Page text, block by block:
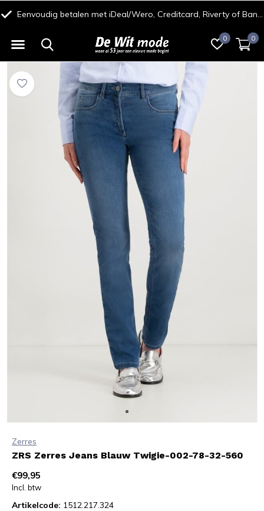
0 0
Eenvoudig betalen met iDeal/Wero, Creditcard, Riverty of Bancontact
Zerres
ZRS Zerres Jeans Blauw Twigie-002-78-32-560
€99,95
Incl. btw
Artikelcode: 1512.217.324